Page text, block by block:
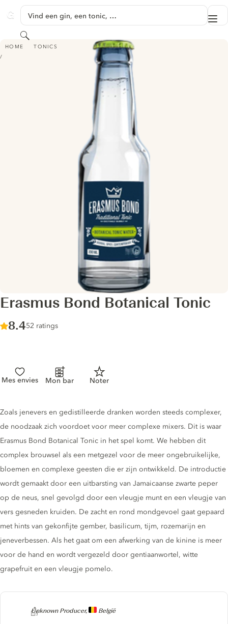
GINVENTORY
Vind een gin, een tonic, …
Zoeken
HOME TONICS
ERASMUS BOND BOTANICAL TONIC
Erasmus Bond Botanical Tonic
Score :
8.4/ 10
52 ratings
Mes envies Mon bar Noter
Producer
Unknown Producer, België
Tonic description
Zoals jenevers en gedistilleerde dranken worden steeds complexer,
de noodzaak zich voordoet voor meer complexe mixers. Dit is waar
Erasmus Bond Botanical Tonic in het spel komt. We hebben dit
complex brouwsel als een metgezel voor de meer ongebruikelijke,
bloemen en complexe geesten die er zijn ontwikkeld. De introductie
wordt gemaakt door een uitbarsting van Jamaicaanse zwarte peper
op de neus, snel gevolgd door een vleugje munt en een vleugje van
vers gesneden kruiden. De zacht en rond mondgevoel gaat gepaard
met hints van gekonfijte gember, basilicum, tijm, rozemarijn en
jeneverbessen. Als het gaat om een ​​afwerking van de kinine is meer
voor de hand en wordt vergezeld door gentiaanwortel, witte
grapefruit en een vleugje pomelo.